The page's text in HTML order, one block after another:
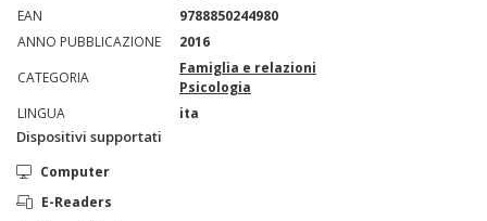
EAN
9788850244980
ANNO PUBBLICAZIONE
2016
CATEGORIA
Famiglia e relazioni
Psicologia
LINGUA
ita
Dispositivi supportati
Computer
E-Readers